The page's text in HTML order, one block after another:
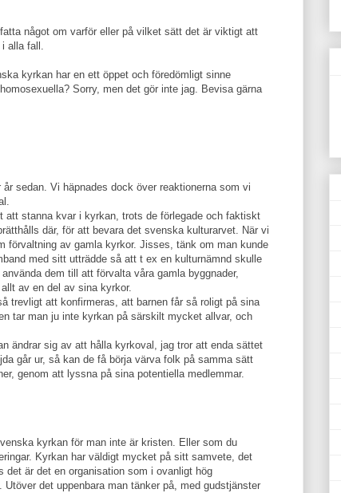
något om varför eller på vilket sätt det är viktigt att
alla fall.
kyrkan har en ett öppet och föredömligt sinne
Sorry, men det gör inte jag. Bevisa gärna
sedan. Vi häpnades dock över reaktionerna som vi
att stanna kvar i kyrkan, trots de förlegade och faktiskt
där, för att bevara det svenska kulturarvet. När vi
förvaltning av gamla kyrkor. Jisses, tänk om man kunde
med sitt utträdde så att t ex en kulturnämnd skulle
dem till att förvalta våra gamla byggnader,
av en del av sina kyrkor.
trevligt att konfirmeras, att barnen får så roligt på sina
tar man ju inte kyrkan på särskilt mycket allvar, och
ändrar sig av att hålla kyrkoval, jag tror att enda sättet
går ur, så kan de få börja värva folk på samma sätt
genom att lyssna på sina potentiella medlemmar.
kyrkan för man inte är kristen. Eller som du
Kyrkan har väldigt mycket på sitt samvete, det
det är det en organisation som i ovanligt hög
det uppenbara man tänker på, med gudstjänster